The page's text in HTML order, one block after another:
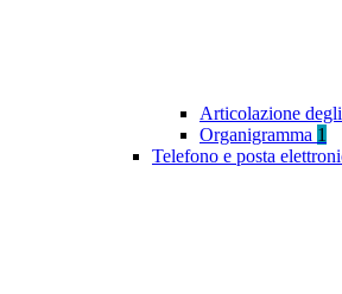
Articolazione
Organigramma 1
Telefono e posta